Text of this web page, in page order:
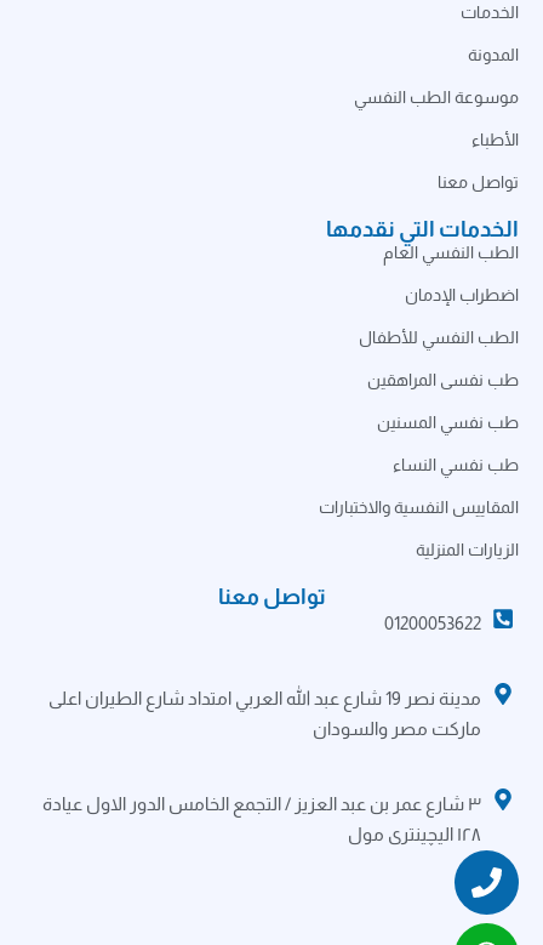
الخدمات
المدونة
موسوعة الطب النفسي
الأطباء
تواصل معنا
الخدمات التي نقدمها
الطب النفسي العام
اضطراب الإدمان
الطب النفسي للأطفال
طب نفسى المراهقين
طب نفسي المسنين
طب نفسي النساء
المقاييس النفسية والاختبارات
الزيارات المنزلية
تواصل معنا
01200053622
مدينة نصر 19 شارع عبد الله العربي امتداد شارع الطيران اعلى
ماركت مصر والسودان
٣ شارع عمر بن عبد العزيز / التجمع الخامس الدور الاول عيادة
١٢٨ اليچينترى مول